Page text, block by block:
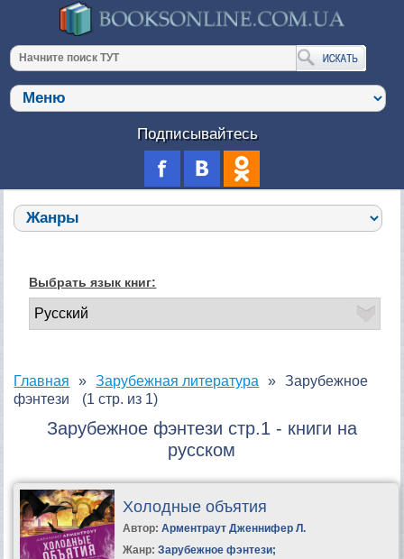
Подписывайтесь
Выбрать язык книг:
Главная Зарубежная литература
Зарубежное
фэнтези
(1 стр. из 1)
Зарубежное фэнтези стр.1 - книги на
русском
Холодные объятия
Автор: Арментраут Дженнифер Л.
Жанр: Зарубежное фэнтези;